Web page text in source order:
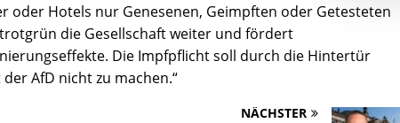
oder Hotels nur Genesenen, Geimpften oder Getesteten
die Gesellschaft weiter und fördert
Die Impfpflicht soll durch die Hintertür
AfD nicht zu machen.“
NÄCHSTER